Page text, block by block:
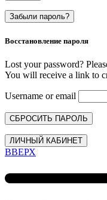
Забыли пароль?
Восстановление пароля
Lost your password?
You will receive a link to
Username or email
СБРОСИТЬ ПАРОЛЬ
ЛИЧНЫЙ КАБИНЕТ
ВВЕРХ